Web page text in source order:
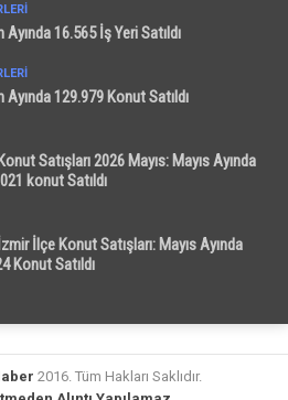
16.565 İş Yeri Satıldı
129.979 Konut Satıldı
Satışları 2026 Mayıs: Mayıs Ayında
konut Satıldı
İlçe Konut Satışları: Mayıs Ayında
Konut Satıldı
2016. Tüm Hakları Saklıdır.